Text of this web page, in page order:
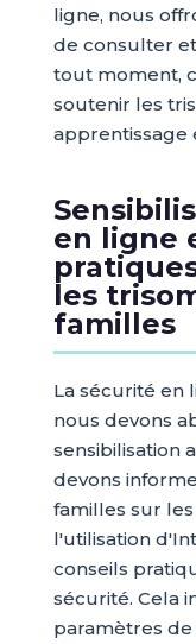
ligne, nous
de consulter
tout moment,
soutenir les
apprentissage
en ligne
les
familles
La sécurité en
nous devons
sensibilisation
devons
familles sur
l'utilisation
conseils
sécurité. Cela
paramètres